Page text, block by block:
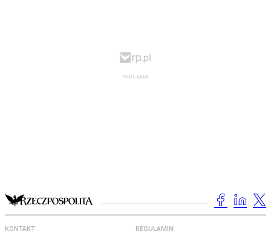
KONTAKT REGULAMIN